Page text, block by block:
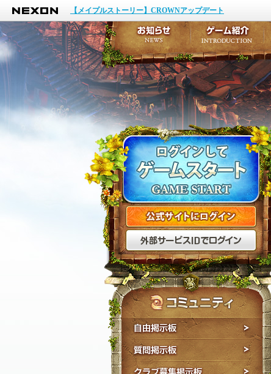
NEXON
【メイプルストーリー】CROWNアップデート
お知らせ
イベント
アップデート
メンテナンス